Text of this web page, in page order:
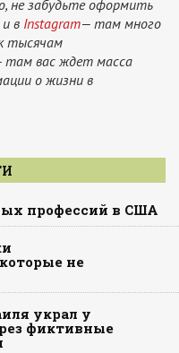
не забудьте оформить
и в Instagram— там много
тысячам
вас ждет масса
о жизни в
профессий в США
не
украл у
фиктивные